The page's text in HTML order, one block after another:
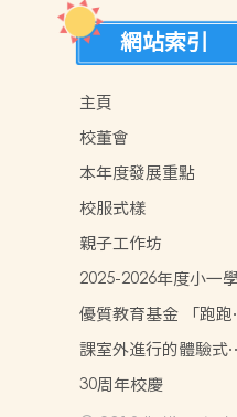
網站索引
主頁
校董會
本年度發展重點
校服式樣
親子工作坊
2025-2026年度小一
分配
優質教育基金 「跑跑
跳 舞動全身樂無窮」計
劃
課室外進行的體驗式
習活動天地
30周年校慶